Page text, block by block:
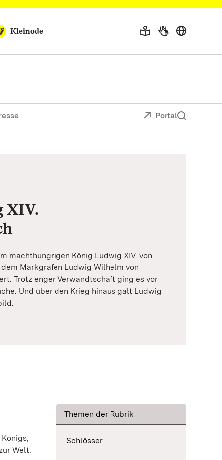
Kleinode
Portal
XIV.
machthungrigen König Ludwig XIV. von
dem Markgrafen Ludwig Wilhelm von
Trotz enger Verwandtschaft ging es vor
Und über den Krieg hinaus galt Ludwig
Welt.
Themen der Rubrik
Schlösser